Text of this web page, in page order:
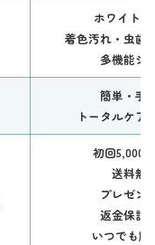
ホワイト
着色汚れ・虫歯
多機能ジ
簡単・手
トータルケア
初回5,000
送料無
プレゼン
返金保証
いつでも解